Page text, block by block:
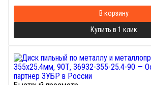
В корзину
Купить в 1 клик